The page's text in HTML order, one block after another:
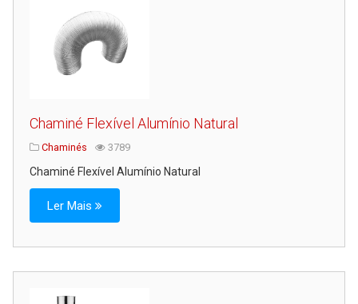
Chaminé Flexível Alumínio Natural
Chaminés 3789
Chaminé Flexível Alumínio Natural
Ler Mais